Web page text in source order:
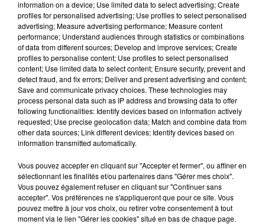
7 août 2026
Limoges : un bébé d'un mois
blessé dans un incendie, un
appartement...
Jeux
Gagnez vos places pour le
festival Marché Gourmand 2026
à Coulon !
information on a device; Use limited data to select advertising; Create
profiles for personalised advertising; Use profiles to select personalised
advertising; Measure advertising performance; Measure content
performance; Understand audiences through statistics or combinations
of data from different sources; Develop and improve services; Create
profiles to personalise content; Use profiles to select personalised
content; Use limited data to select content; Ensure security, prevent and
detect fraud, and fix errors; Deliver and present advertising and content;
Save and communicate privacy choices. These technologies may
process personal data such as IP address and browsing data to offer
following functionalities: Identify devices based on information actively
requested; Use precise geolocation data; Match and combine data from
other data sources; Link different devices; Identify devices based on
information transmitted automatically.
Vous pouvez accepter en cliquant sur "Accepter et fermer", ou affiner en
sélectionnant les finalités et/ou partenaires dans "Gérer mes choix".
Vous pouvez également refuser en cliquant sur "Continuer sans
accepter". Vos préférences ne s'appliqueront que pour ce site. Vous
pouvez mettre à jour vos choix, ou retirer votre consentement à tout
moment via le lien "Gérer les cookies" situé en bas de chaque page.